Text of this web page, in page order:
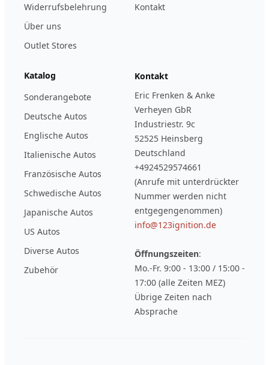
Widerrufsbelehrung
Über uns
Outlet Stores
Kontakt
Katalog
Sonderangebote
Deutsche Autos
Englische Autos
Italienische Autos
Französische Autos
Schwedische Autos
Japanische Autos
US Autos
Diverse Autos
Zubehör
Kontakt
Eric Frenken & Anke
Verheyen GbR
Industriestr. 9c
52525 Heinsberg
Deutschland
+4924529574661
(Anrufe mit unterdrückter
Nummer werden nicht
entgegengenommen)
info@123ignition.de
Öffnungszeiten:
Mo.-Fr. 9:00 - 13:00 / 15:00 -
17:00 (alle Zeiten MEZ)
Übrige Zeiten nach
Absprache